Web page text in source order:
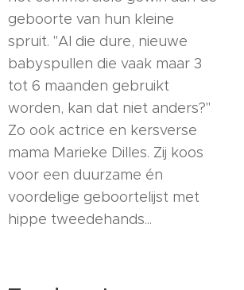
geboorte van hun kleine
spruit. "Al die dure, nieuwe
babyspullen die vaak maar 3
tot 6 maanden gebruikt
worden, kan dat niet anders?"
Zo ook actrice en kersverse
mama Marieke Dilles. Zij koos
voor een duurzame én
voordelige geboortelijst met
hippe tweedehands...